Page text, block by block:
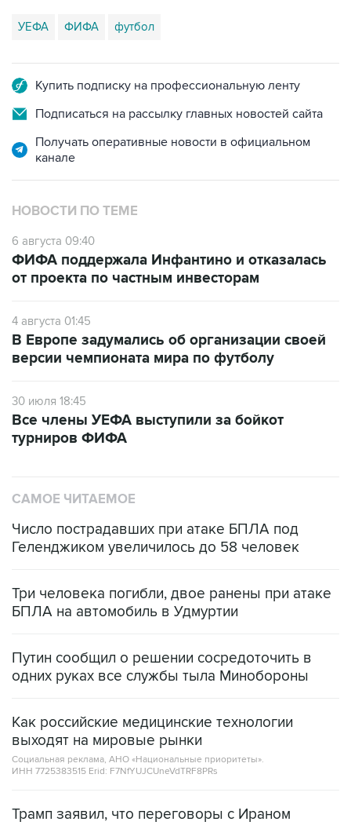
УЕФА ФИФА футбол
Купить подписку на профессиональную ленту
Подписаться на рассылку главных новостей сайта
Получать оперативные новости в официальном
канале
НОВОСТИ ПО ТЕМЕ
6 августа 09:40
ФИФА поддержала Инфантино и отказалась
от проекта по частным инвесторам
4 августа 01:45
В Европе задумались об организации своей
версии чемпионата мира по футболу
30 июля 18:45
Все члены УЕФА выступили за бойкот
турниров ФИФА
САМОЕ ЧИТАЕМОЕ
Число пострадавших при атаке БПЛА под
Геленджиком увеличилось до 58 человек
Три человека погибли, двое ранены при атаке
БПЛА на автомобиль в Удмуртии
Путин сообщил о решении сосредоточить в
одних руках все службы тыла Минобороны
Как российские медицинские технологии
выходят на мировые рынки
Социальная реклама, АНО «Национальные приоритеты».
ИНН 7725383515 Erid: F7NfYUJCUneVdTRF8PRs
Трамп заявил, что переговоры с Ираном